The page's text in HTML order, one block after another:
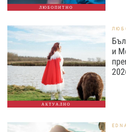
ЛЮБОПИТНО
АКТУАЛНО
и